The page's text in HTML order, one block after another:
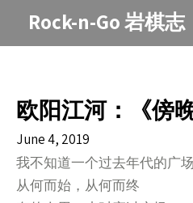
Rock-n-Go 岩棋志
欧阳江河：《傍
June 4, 2019
我不知道一个过去年代的广场
从何而始，从何而终